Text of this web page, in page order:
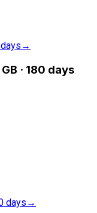
→
· 180 days
days →